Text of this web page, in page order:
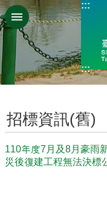
跳到主要內容區塊
:::
:::
招標資訊(舊)
110年度7月及8月豪雨
災後復建工程無法決標